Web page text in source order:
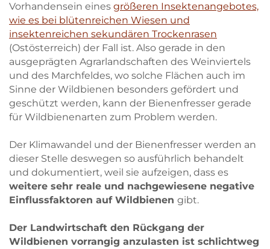
Vorhandensein eines größeren Insektenangebotes,
wie es bei blütenreichen Wiesen und
insektenreichen sekundären Trockenrasen
(Ostösterreich) der Fall ist. Also gerade in den
ausgeprägten Agrarlandschaften des Weinviertels
und des Marchfeldes, wo solche Flächen auch im
Sinne der Wildbienen besonders gefördert und
geschützt werden, kann der Bienenfresser gerade
für Wildbienenarten zum Problem werden.
Der Klimawandel und der Bienenfresser werden an
dieser Stelle deswegen so ausführlich behandelt
und dokumentiert, weil sie aufzeigen, dass es
weitere sehr reale und nachgewiesene negative
Einflussfaktoren auf Wildbienen gibt.
Der Landwirtschaft den Rückgang der
Wildbienen vorrangig anzulasten ist schlichtweg